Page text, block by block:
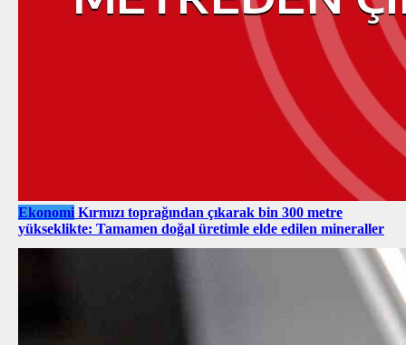
Ekonomi Kırmızı toprağından çıkarak bin 300 metre
yükseklikte: Tamamen doğal üretimle elde edilen mineraller